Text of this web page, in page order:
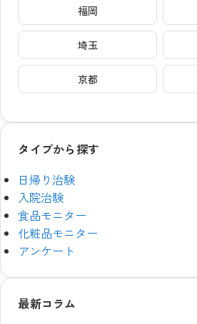
福岡
埼玉
京都
タイプから探す
日帰り治験
入院治験
食品モニター
化粧品モニター
アンケート
最新コラム